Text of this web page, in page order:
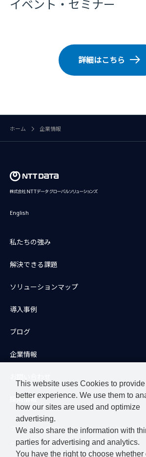
イベント・セミナー
詳細はこちら
ホーム 企業情報
English
私たちの強み
解決できる課題
ソリューションマップ
導入事例
ブログ
企業情報
採用情報
プライバシーポリシー
セキュリテ
クッキー（Cookie）ポリシー
ISMS認証
This website uses Cookies to provide
better experience. We use them to
how our sites are used and optimize
advertising.
We also share the information with
parties for advertising and analytics.
You have the right to choose whether